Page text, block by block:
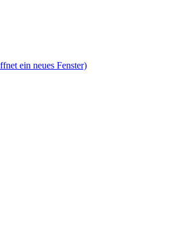
ein neues Fenster)